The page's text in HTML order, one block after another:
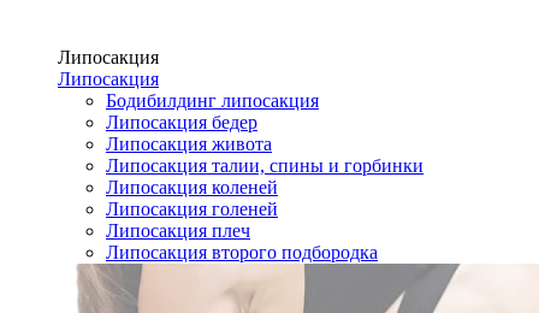
Липосакция
Липосакция
Бодибилдинг липосакция
Липосакция бедер
Липосакция живота
Липосакция талии, спины и горбинки
Липосакция коленей
Липосакция голеней
Липосакция плеч
Липосакция второго подбородка